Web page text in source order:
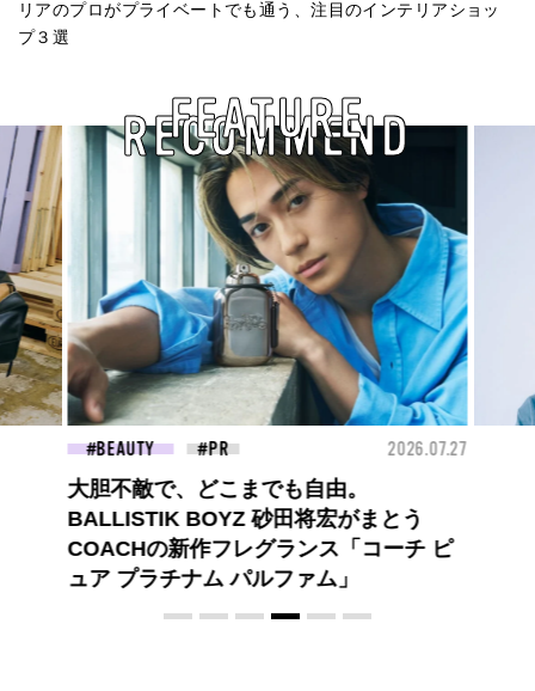
リアのプロがプライベートでも通う、注目のインテリアショッ
プ３選
RECOMMEND
FEATURE
BEAUTY 2026.07.09
夏のパーマ、さらにあか抜け。N.（エヌ
ドット）のスタイリングアイテムで作る
旬ヘアのテクニックを、人気３サロンに
教わった！